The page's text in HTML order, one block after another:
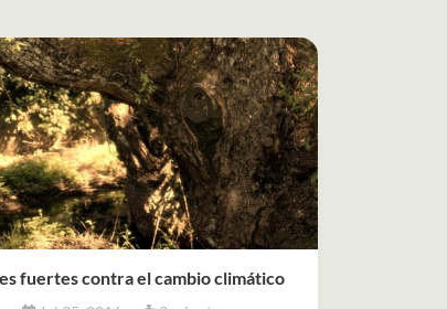
fuertes contra el cambio climático